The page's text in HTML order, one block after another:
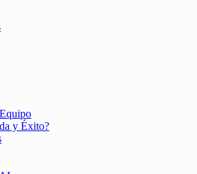
y Éxito?